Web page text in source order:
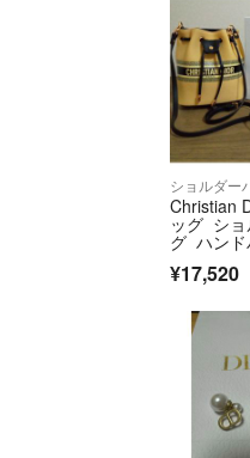
ショルダー
Christian
ッグ ショ
グ ハンド
¥17,520